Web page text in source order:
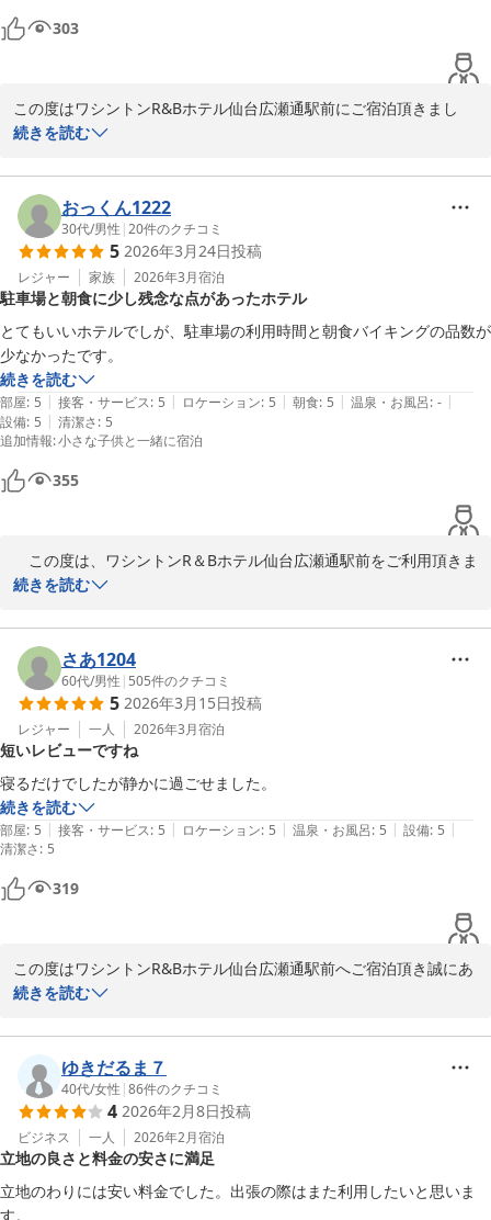
ワシントンＲ＆Ｂホテル仙台広瀬通駅前
303
この度はワシントンR&Bホテル仙台広瀬通駅前にご宿泊頂きまし
て、誠にありがとうございます。
朝食のメニュ－に関しましては、今後の検討課題として改善に取り
組んでまいります。
今後もお客様が快適にお過ごしいただけるお部屋とサービスを提供
できるよう精進してまいります。
またのお越しを心よりお待ち申し上げております。
ワシントンＲ＆Ｂホテル仙台広瀬通駅前
2026-04-04
続きを読む
おっくん1222
30代/男性 |20件のクチコミ
5 2026年3月24日投稿
レジャー 家族 2026年3月宿泊
駐車場と朝食に少し残念な点があったホテル
とてもいいホテルでしが、駐車場の利用時間と朝食バイキングの品数が
少なかったです。
続きを読む
部屋: 5 | 接客・サービス: 5 | ロケーション: 5 | 朝食: 5 | 温泉・お風呂: - |
設備: 5 | 清潔さ: 5
追加情報:小さな子供と一緒に宿泊
355
この度は、ワシントンR＆Bホテル仙台広瀬通駅前をご利用頂きま
して、誠にありがとうございます。
車場につきまして、貴重なご意見を頂きましてありがとうございま
す。
直ぐにの改善が難しく、大変心苦しい限りではございますが、頂い
た御意見を元にさらにより良いサービスを提供出来るよう検討課題
とさせて頂きます。
お客様にご満足頂けるホテルを目指して、従業員一同努めて参りま
す。
また、仙台にお越しの際はご利用頂けますと幸いでございます。
フロント　山田
ワシントンＲ＆Ｂホテル仙台広瀬通駅前
続きを読む
さあ1204
60代/男性 | 505件のクチコミ
5 2026年3月15日投稿
レジャー 一人 2026年3月宿泊
短いレビューですね
寝るだけでしたが静かに過ごせました。
続きを読む
部屋: 5 | 接客・サービス: 5 | ロケーション: 5 | 温泉・お風呂: 5 | 設備: 5 |
清潔さ: 5
319
この度はワシントンR&Bホテル仙台広瀬通駅前へご宿泊頂き誠にあ
りがとうございます。
今後もお客様にご満足頂ける施設運営に努めて参ります。
仙台へお越しの際はぜひ当館をお選び頂けますと幸いです。
フロント橋本
ワシントンＲ＆Ｂホテル仙台広瀬通駅前
2026-03-15
続きを読む
ゆきだるま７
40代/女性 |86件のクチコミ
4 2026年2月8日投稿
ビジネス 一人 2026年2月宿泊
立地の良さと料金の安さに満足
立地のわりには安い料金でした。出張の際はまた利用したいと思いま
す。